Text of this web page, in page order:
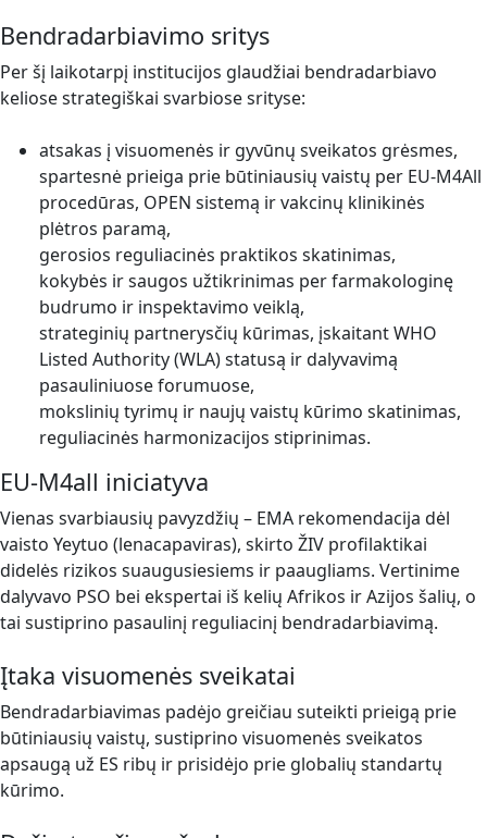
Bendradarbiavimo sritys
Per šį laikotarpį institucijos glaudžiai bendradarbiavo
keliose strategiškai svarbiose srityse:
atsakas į visuomenės ir gyvūnų sveikatos grėsmes,
spartesnė prieiga prie būtiniausių vaistų per EU-M4All
procedūras, OPEN sistemą ir vakcinų klinikinės
plėtros paramą,
gerosios reguliacinės praktikos skatinimas,
kokybės ir saugos užtikrinimas per farmakologinę
budrumo ir inspektavimo veiklą,
strateginių partnerysčių kūrimas, įskaitant WHO
Listed Authority (WLA) statusą ir dalyvavimą
pasauliniuose forumuose,
mokslinių tyrimų ir naujų vaistų kūrimo skatinimas,
reguliacinės harmonizacijos stiprinimas.
EU-M4all iniciatyva
Vienas svarbiausių pavyzdžių – EMA rekomendacija dėl
vaisto Yeytuo (lenacapaviras), skirto ŽIV profilaktikai
didelės rizikos suaugusiesiems ir paaugliams. Vertinime
dalyvavo PSO bei ekspertai iš kelių Afrikos ir Azijos šalių, o
tai sustiprino pasaulinį reguliacinį bendradarbiavimą.
Įtaka visuomenės sveikatai
Bendradarbiavimas padėjo greičiau suteikti prieigą prie
būtiniausių vaistų, sustiprino visuomenės sveikatos
apsaugą už ES ribų ir prisidėjo prie globalių standartų
kūrimo.